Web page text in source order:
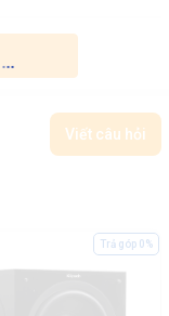
...
Viết câu hỏi
Trả góp 0%